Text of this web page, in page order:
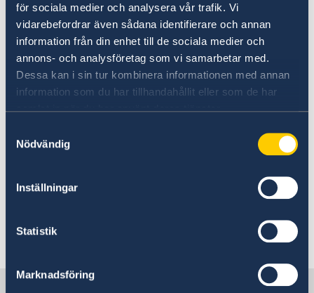
för sociala medier och analysera vår trafik. Vi
vidarebefordrar även sådana identifierare och annan
information från din enhet till de sociala medier och
annons- och analysföretag som vi samarbetar med.
Dessa kan i sin tur kombinera informationen med annan
information som du har tillhandahållit eller som de har
samlat in när du har använt deras tjänster.
Nödvändig
Inställningar
Statistik
Marknadsföring
Denguefeber, som överförs via
mygg, förekommer på Palau. Resenärer bör ta
reda på vilka vaccinationer som behövs före
avresan. Förebyggande återgärder mot mygg-
och insektsbett rekommenderas.
Resenärer uppmanas att ha en heltäckande
socialförsäkringskonvention mellan Palau och
Senast uppdaterad 03 aug. 2026, 10.43